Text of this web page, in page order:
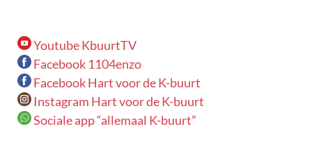
Youtube KbuurtTV
Facebook 1104enzo
Facebook Hart voor de K-buurt
Instagram Hart voor de K-buurt
Sociale app “allemaal K-buurt”